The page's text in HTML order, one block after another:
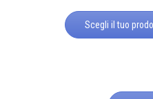
Scegli il tuo